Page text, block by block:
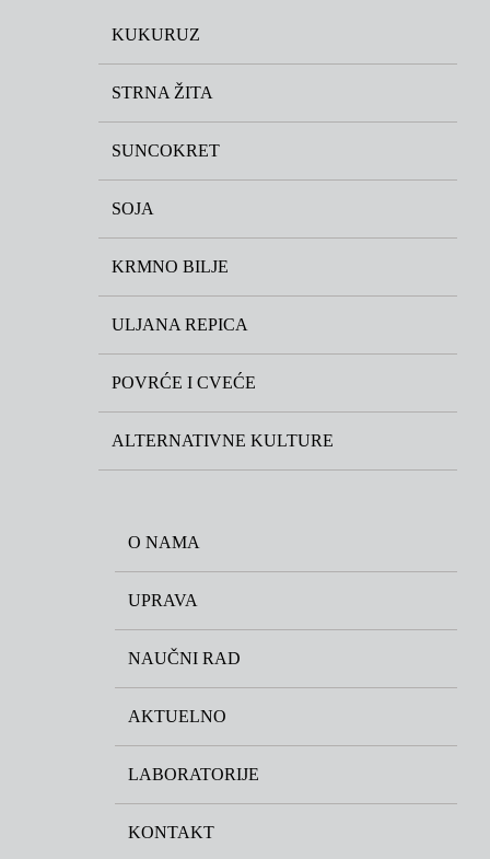
KUKURUZ
STRNA ŽITA
SUNCOKRET
SOJA
KRMNO BILJE
ULJANA REPICA
POVRĆE I CVEĆE
ALTERNATIVNE KULTURE
O NAMA
UPRAVA
NAUČNI RAD
AKTUELNO
LABORATORIJE
KONTAKT